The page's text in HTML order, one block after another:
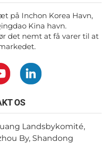
på Inchon Korea Havn,
Kina havn.
det nemt at få varer til at
OS
Landsbykomité,
By, Shandong